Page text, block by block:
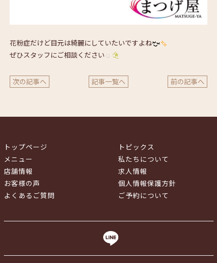
花粉症だけど目元は綺麗にしていたいですよね
ぜひスタッフにご相談ください
次の記事へ 記事一覧へ 前の記事へ
トップページ
メニュー
店舗情報
お客様の声
よくあるご質問
トピックス
私たちについて
求人情報
個人情報保護方針
ご予約について